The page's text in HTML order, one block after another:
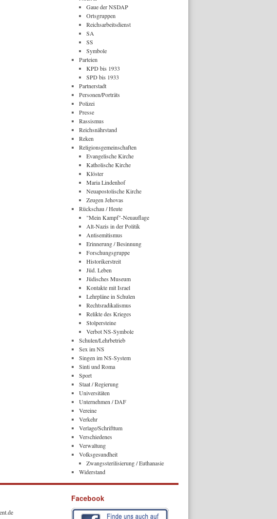
Gaue der NSDAP
Ortsgruppen
Reichsarbeitsdienst
SA
SS
Symbole
Parteien
KPD bis 1933
SPD bis 1933
Partnerstadt
Personen/Porträts
Polizei
Presse
Rassismus
Reichsnährstand
Reken
Religionsgemeinschaften
Evangelische Kirche
Katholische Kirche
Klöster
Maria Lindenhof
Neuapostolische Kirche
Zeugen Jehovas
Rückschau / Heute
"Mein Kampf"-Neuauflage
Alt-Nazis in der Politik
Antisemitismus
Erinnerung / Besinnung
Forschungsgruppe
Historikerstreit
Jüd. Leben
Jüdisches Museum
Kontakte mit Israel
Lehrpläne in Schulen
Rechtsradikalismus
Relikte des Krieges
Stolpersteine
Verbot NS-Symbole
Schulen/Lehrbetrieb
Sex im NS
Singen im NS-System
Sinti und Roma
Sport
Staat / Regierung
Universitäten
Unternehmen / DAF
Vereine
Verkehr
Verlage/Schrifttum
Verschiedenes
Verwaltung
Volksgesundheit
Zwangssterilisierung / Euthanasie
Widerstand
Facebook